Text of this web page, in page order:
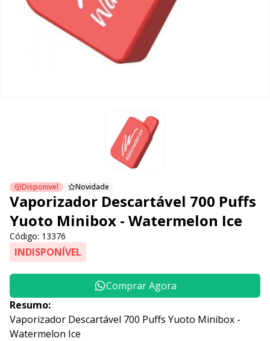
Disponivel Novidade
Vaporizador Descartável 700 Puffs
Yuoto Minibox - Watermelon Ice
Código: 13376
INDISPONÍVEL
Comprar Agora
Resumo:
Vaporizador Descartável 700 Puffs Yuoto Minibox -
Watermelon Ice